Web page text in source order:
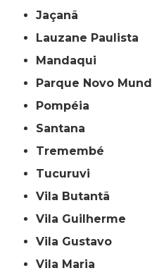
Jaçanã
Lauzane Paulista
Mandaqui
Parque Novo
Pompéia
Santana
Tremembé
Tucuruvi
Vila Butantã
Vila Guilherme
Vila Gustavo
Vila Maria